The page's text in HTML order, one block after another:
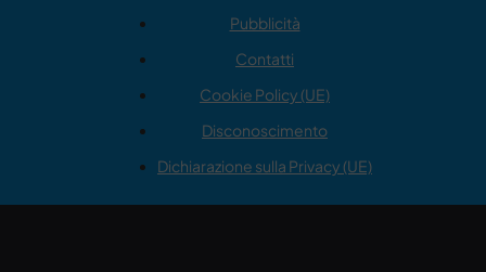
Pubblicità
Contatti
Cookie Policy (UE)
Disconoscimento
Dichiarazione sulla Privacy (UE)